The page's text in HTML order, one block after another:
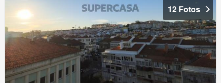
12 Fotos